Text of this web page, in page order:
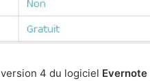
4 du logiciel Evernote